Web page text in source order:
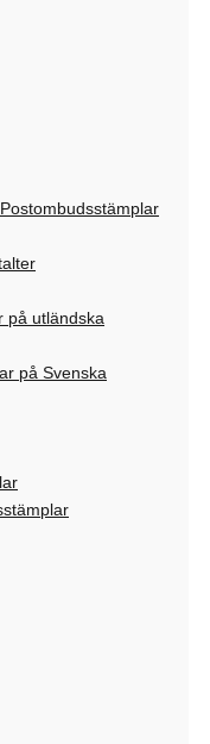
på utländska
på Svenska